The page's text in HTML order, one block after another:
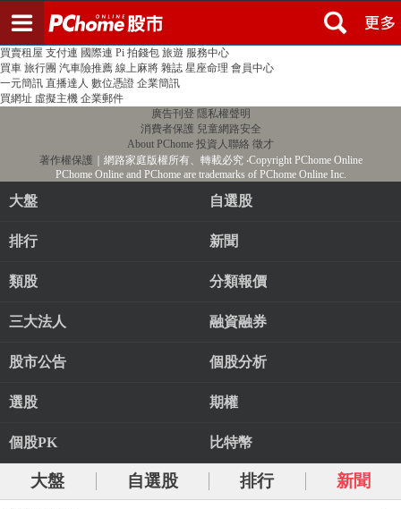
PChome首頁 線上購物 24h購物 書店
買賣租屋 支付連 國際連 Pi 拍錢包 旅遊 服務中心
買車 旅行團 汽車險推薦 線上麻將 雜誌 星座命理 會員中心
一元簡訊 直播達人 數位憑證 企業簡訊
買網址 虛擬主機 企業郵件
廣告刊登 隱私權聲明
消費者保護 兒童網路安全
About PChome 投資人聯絡 徵才
著作權保護 ｜網路家庭版權所有、轉載必究‧Copyright PChome Online
PChome Online and PChome are trademarks of PChome Online Inc.
大盤 自選股
排行 新聞
類股 分類報價
三大法人 融資融券
股市公告 個股分析
選股 期權
個股PK 比特幣
大盤 自選股 排行 新聞